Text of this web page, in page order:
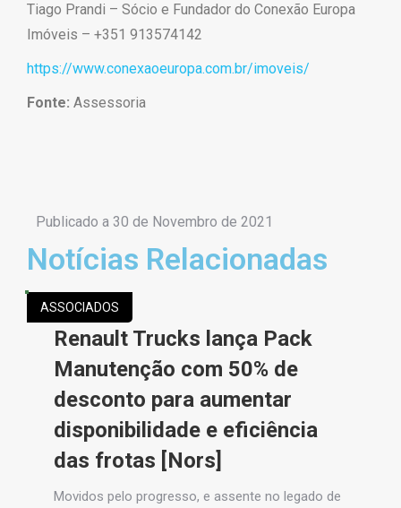
Tiago Prandi – Sócio e Fundador do Conexão Europa
Imóveis – +351 913574142
https://www.conexaoeuropa.com.br/imoveis/
Fonte: Assessoria
Publicado a 30 de Novembro de 2021
Notícias Relacionadas
ASSOCIADOS
Renault Trucks lança Pack
Manutenção com 50% de
desconto para aumentar
disponibilidade e eficiência
das frotas [Nors]
Movidos pelo progresso, e assente no legado de